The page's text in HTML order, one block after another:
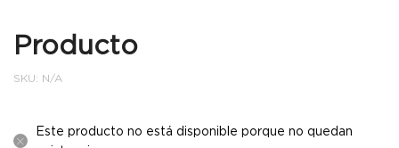
Producto
SKU: N/A
Este producto no está disponible porque no quedan